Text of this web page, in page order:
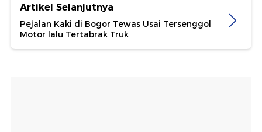
Artikel Selanjutnya
Pejalan Kaki di Bogor Tewas Usai Tersenggol
Motor lalu Tertabrak Truk